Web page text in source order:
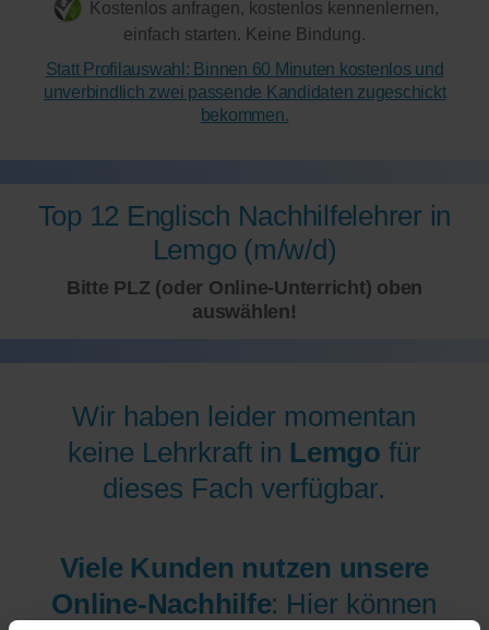
Kostenlos anfragen, kostenlos kennenlernen,
einfach starten. Keine Bindung.
Statt Profilauswahl: Binnen 60 Minuten kostenlos und
unverbindlich zwei passende Kandidaten zugeschickt
bekommen.
Top 12 Englisch Nachhilfelehrer in
Lemgo (m/w/d)
Bitte PLZ (oder Online-Unterricht) oben
auswählen!
Wir haben leider momentan
keine Lehrkraft in Lemgo für
dieses Fach verfügbar.
Viele Kunden nutzen unsere
Online-Nachhilfe: Hier können